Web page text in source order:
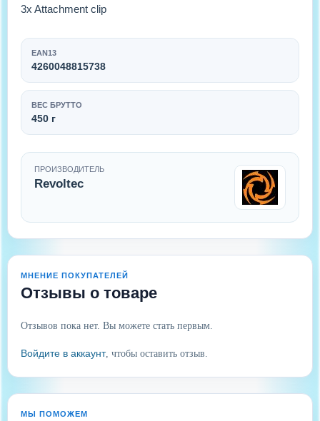
3x Attachment clip
EAN13
4260048815738
ВЕС БРУТТО
450 г
ПРОИЗВОДИТЕЛЬ
Revoltec
МНЕНИЕ ПОКУПАТЕЛЕЙ
Отзывы о товаре
Отзывов пока нет. Вы можете стать первым.
Войдите в аккаунт, чтобы оставить отзыв.
МЫ ПОМОЖЕМ